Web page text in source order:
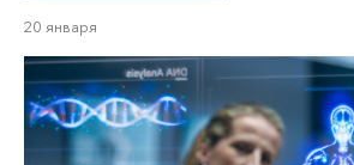
20 января